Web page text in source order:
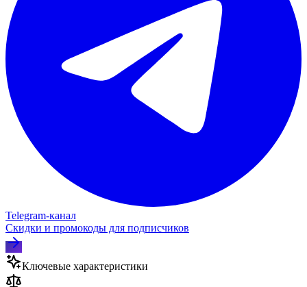
Telegram‑канал
Скидки и промокоды для подписчиков
Ключевые характеристики